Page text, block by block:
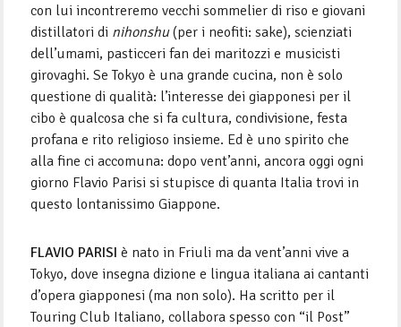
con lui incontreremo vecchi sommelier di riso e giovani
distillatori di nihonshu(per i neofiti: sake), scienziati
dell’umami, pasticceri fan dei maritozzi e musicisti
girovaghi. Se Tokyo è una grande cucina, non è solo
questione di qualità: l’interesse dei giapponesi per il
cibo è qualcosa che si fa cultura, condivisione, festa
profana e rito religioso insieme. Ed è uno spirito che
alla fine ci accomuna: dopo vent’anni, ancora oggi ogni
giorno Flavio Parisi si stupisce di quanta Italia trovi in
questo lontanissimo Giappone.
FLAVIO PARISI è nato in Friuli ma da vent’anni vive a
Tokyo, dove insegna dizione e lingua italiana ai cantanti
d’opera giapponesi (ma non solo). Ha scritto per il
Touring Club Italiano, collabora spesso con “il Post”